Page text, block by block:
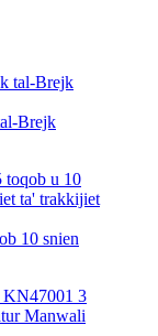
Brejk
10 snien